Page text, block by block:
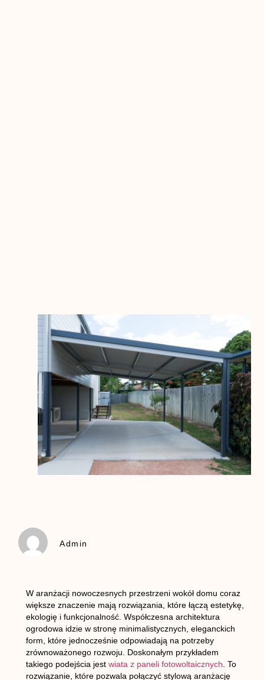
Admin
W aranżacji nowoczesnych przestrzeni wokół domu coraz
większe znaczenie mają rozwiązania, które łączą estetykę,
ekologię i funkcjonalność. Współczesna architektura
ogrodowa idzie w stronę minimalistycznych, eleganckich
form, które jednocześnie odpowiadają na potrzeby
zrównoważonego rozwoju. Doskonałym przykładem
takiego podejścia jest wiata z paneli fotowoltaicznych . To
rozwiązanie, które pozwala połączyć stylową aranżację